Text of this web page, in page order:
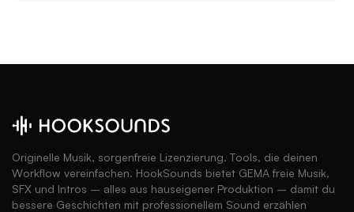
Originelle Musik, sorgenfreie Lizenzierung. Tools, die deinen
Workflow vereinfachen. HookSounds bietet GEMA freie Musik,
SFX und Intros – alles aus hauseigener Produktion – damit du
bessere Geschichten mit professionellem Sound erzählen